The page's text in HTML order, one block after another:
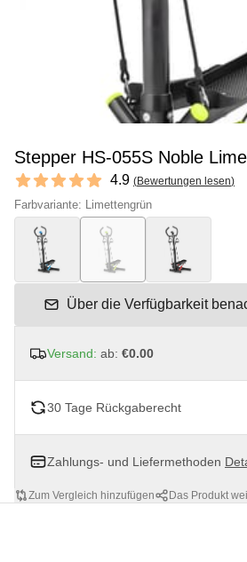
Stepper HS-055S Noble
Reviews
4.9 out of 5 stars 4.9 (Bewertungen lesen)
Farbvariante: Limettengrün
Über die Verfügbarkeit
Versand: ab: €0.00
30 Tage Rückgaberecht
Zahlungs- und Liefermethoden
Zum Vergleich hinzufügen Das Produkt